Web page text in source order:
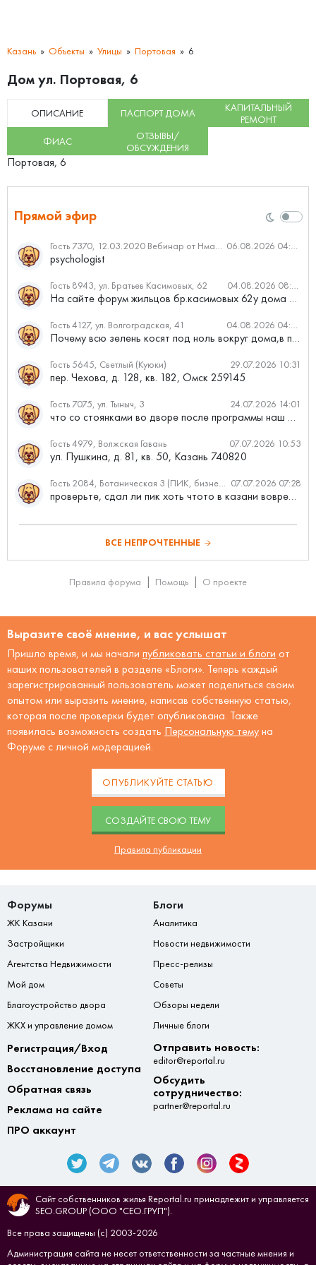
Казань Объекты Улицы Портовая 6
Дом ул. Портовая, 6
ОПИСАНИЕ ПАСПОРТ ДОМА
КАПИТАЛЬНЫЙ
РЕМОНТ
ФИАС
ОТЗЫВЫ/
ОБСУЖДЕНИЯ
Портовая, 6
Прямой эфир
Гость 7370, 12.03.2020 Вебинар от Нмаркет.ПРО: «Актуальное об ипотеке: что нужно знать» 06.08.2026 04:00
psychologist
Гость 8943, ул. Братьев Касимовых, 62 04.08.2026 08:34
На сайте форум жильцов бр.касимовых 62у дома растут красивые...
Гость 4127, ул. Волгоградская, 41 04.08.2026 04:46
Почему всю зелень косят под ноль вокруг дома,в полисадниках....
Гость 5645, Светлый (Куюки) 29.07.2026 10:31
пер. Чехова, д. 128, кв. 182, Омск 259145
Гость 7075, ул. Тыныч, 3 24.07.2026 14:01
что со стоянками во дворе после программы наш двор
Гость 4979, Волжская Гавань 07.07.2026 10:53
ул. Пушкина, д. 81, кв. 50, Казань 740820
Гость 2084, Ботаническая 3 (ПИК, бизнес-класс) 07.07.2026 07:28
проверьте, сдал ли пик хоть чтото в казани вовремя?
ВСЕ НЕПРОЧТЕННЫЕ
Правила форума Помощь О проекте
Выразите своё мнение, и вас услышат
Пришло время, и мы начали публиковать статьи и блоги от
наших пользователей в разделе «Блоги». Теперь каждый
зарегистрированный пользователь может поделиться своим
опытом или выразить мнение, написав собственную статью,
которая после проверки будет опубликована. Также
появилась возможность создать Персональную тему на
Форуме с личной модерацией.
ОПУБЛИКУЙТЕ СТАТЬЮ
CОЗДАЙТЕ СВОЮ ТЕМУ
Правила публикации
Форумы
ЖК Казани
Застройщики
Агентства Недвижимости
Мой дом
Благоустройство двора
ЖКХ и управление домом
Блоги
Аналитика
Новости недвижимости
Пресс-релизы
Советы
Обзоры недели
Личные блоги
Регистрация/Вход
Восстановление доступа
Обратная связь
Реклама на сайте
ПРО аккаунт
Отправить новость:
editor@reportal.ru
Обсудить
сотрудничество:
partner@reportal.ru
Сайт собственников жилья Reportal.ru принадлежит и управляется
SEO.GROUP (ООО "СЕО.ГРУП").
Все права защищены (с) 2003-2026
Администрация сайта не несет ответственности за частные мнения и